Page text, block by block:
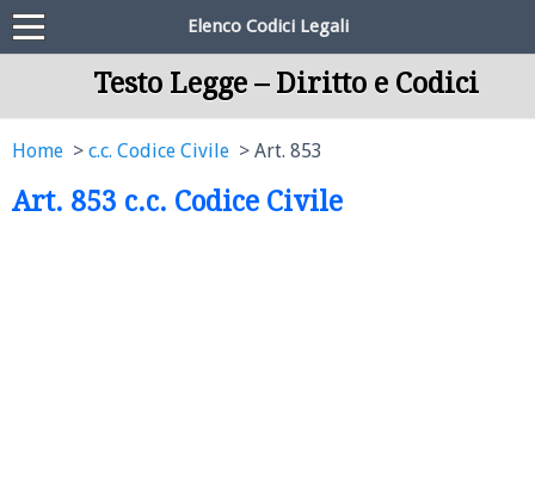
Elenco Codici Legali
Testo Legge – Diritto e Codici
Home c.c. Codice Civile Art. 853
Art. 853 c.c. Codice Civile